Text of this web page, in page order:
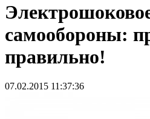
самообороны:
правильно!
07.02.2015 11:37:36